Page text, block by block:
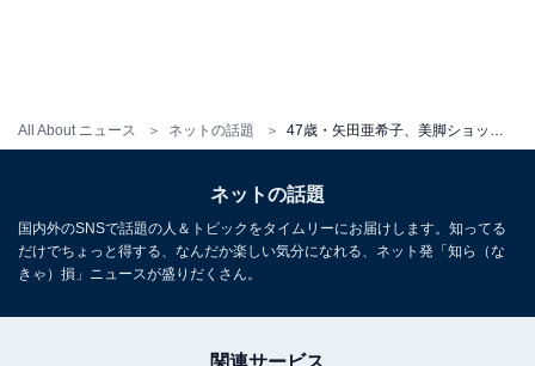
All About ニュース ネットの話題
ネットの話題
国内外のSNSで話題の人＆トピックをタイムリーにお届けします。知ってる
だけでちょっと得する、なんだか楽しい気分になれる、ネット発「知ら（な
きゃ）損」ニュースが盛りだくさん。